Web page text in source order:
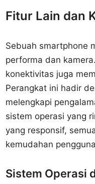
Fitur Lain dan
Sebuah smartphone
performa dan
konektivitas juga
Perangkat ini hadir
melengkapi
sistem operasi yang
yang responsif,
kemudahan
Sistem Operasi